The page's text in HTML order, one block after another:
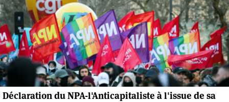
Déclaration du NPA-l'Anticapitaliste à l'issue de sa